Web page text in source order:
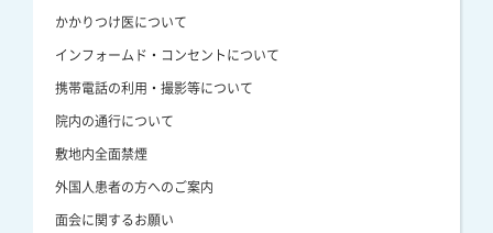
かかりつけ医について
インフォームド・コンセントについて
携帯電話の利用・撮影等について
院内の通行について
敷地内全面禁煙
外国人患者の方へのご案内
面会に関するお願い